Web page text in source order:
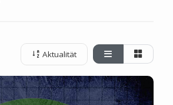
Aktualität